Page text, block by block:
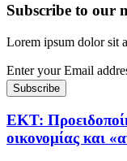
Subscribe to our
Lorem ipsum dolor sit
Enter your Email
ΕΚΤ:
οικονομίας και